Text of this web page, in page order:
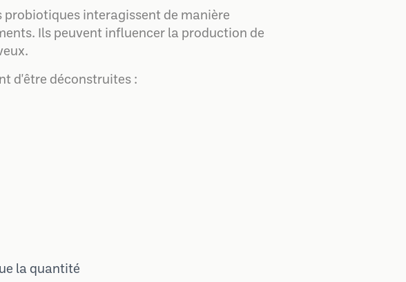
probiotiques interagissent de manière
Ils peuvent influencer la production de
d'être déconstruites :
la quantité